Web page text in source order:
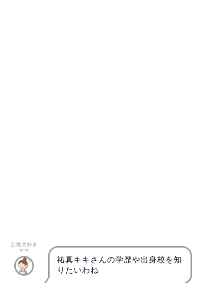
芸能大好き
ママ
祐真キキさんの学歴や出身校を知
りたいわね